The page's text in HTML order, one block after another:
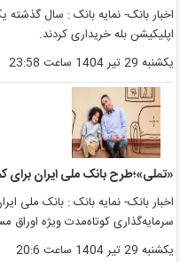
اپلیکیشن بله خریداری کردند.
یکشنبه 29 تیر 1404 ساعت 23:58
«تملی»؛طرح بانک ملی ایران برای
اخبار بانک- نمایه بانک : بانک ملی
سرمایه‌گذاری کوتاه‌مدت ویژه اوراق
یکشنبه 29 تیر 1404 ساعت 20:6